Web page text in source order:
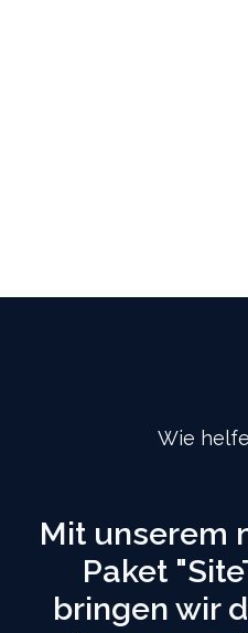
Wie
Mit unserem
Paket
bringen wir